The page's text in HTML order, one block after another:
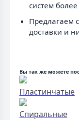
систем более
Предлагаем
доставки и
Вы так же можете
Пластинчатые
Спиральные